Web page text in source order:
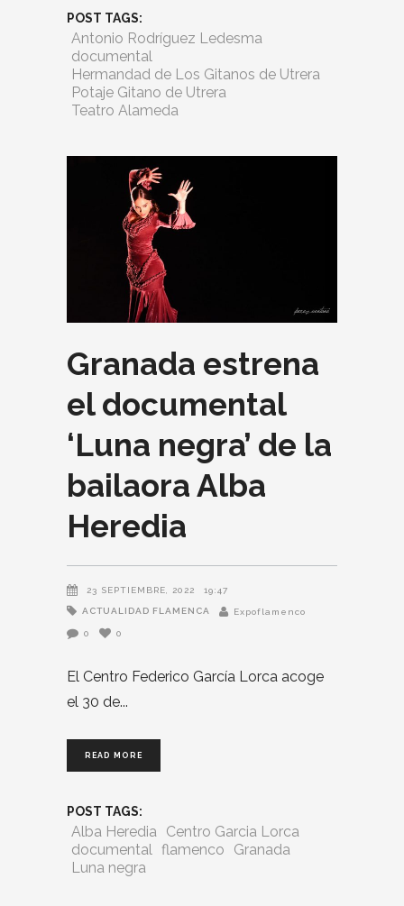
POST TAGS:
Antonio Rodríguez Ledesma
documental
Hermandad de Los Gitanos de Utrera
Potaje Gitano de Utrera
Teatro Alameda
Granada estrena
el documental
‘Luna negra’ de la
bailaora Alba
Heredia
23 SEPTIEMBRE, 2022 19:47
ACTUALIDAD FLAMENCA Expoflamenco
0 0
El Centro Federico García Lorca acoge
el 30 de
READ MORE
POST TAGS:
Alba Heredia
Centro Garcia Lorca
documental
flamenco
Granada
Luna negra